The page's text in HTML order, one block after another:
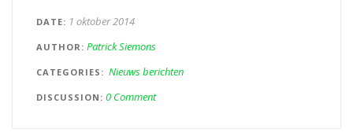
DATE 1 oktober 2014
AUTHOR Patrick Siemons
CATEGORIES Nieuws berichten
DISCUSSION 0 Comment